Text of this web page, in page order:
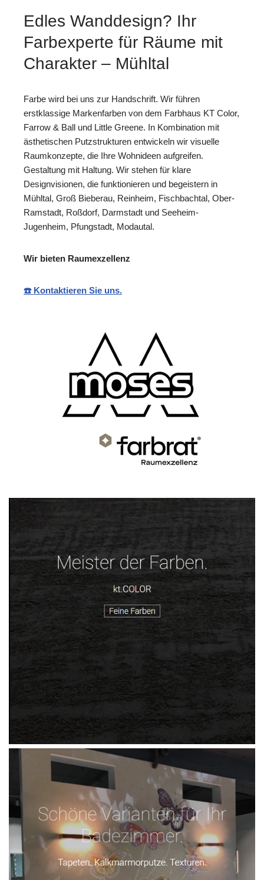
Edles Wanddesign? Ihr
Farbexperte für Räume mit
Charakter – Mühltal
Farbe wird bei uns zur Handschrift. Wir führen
erstklassige Markenfarben von dem Farbhaus KT Color,
Farrow & Ball und Little Greene. In Kombination mit
ästhetischen Putzstrukturen entwickeln wir visuelle
Raumkonzepte, die Ihre Wohnideen aufgreifen.
Gestaltung mit Haltung. Wir stehen für klare
Designvisionen, die funktionieren und begeistern in
Mühltal, Groß Bieberau, Reinheim, Fischbachtal, Ober-
Ramstadt, Roßdorf, Darmstadt und Seeheim-
Jugenheim, Pfungstadt, Modautal.
Wir bieten Raumexzellenz
☎️ Kontaktieren Sie uns.